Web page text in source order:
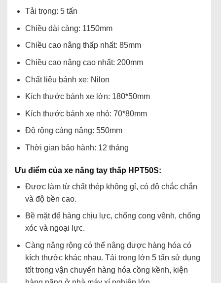
Tải trọng: 5 tấn
Chiều dài càng: 1150mm
Chiều cao nâng thấp nhất: 85mm
Chiều cao nâng cao nhất: 200mm
Chất liệu bánh xe: Nilon
Kích thước bánh xe lớn: 180*50mm
Kích thước bánh xe nhỏ: 70*80mm
Độ rộng càng nâng: 550mm
Thời gian bảo hành: 12 tháng
Ưu điểm của xe nâng tay thấp HPT50S:
Được làm từ chất thép không gỉ, có độ chắc chắn
và độ bền cao.
Bề mặt để hàng chịu lực, chống cong vênh, chống
xóc và ngoại lực.
Càng nâng rộng có thể nâng được hàng hóa có
kích thước khác nhau. Tải trọng lớn 5 tấn sử dụng
tốt trong vận chuyển hàng hóa cồng kềnh, kiện